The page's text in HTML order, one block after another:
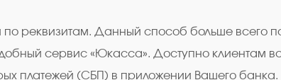
по реквизитам. Данный способ больше всего
сервис «Юкасса». Доступно клиентам
платежей (СБП) в приложении Вашего банка.